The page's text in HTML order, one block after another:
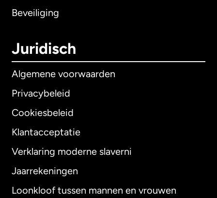
Beveiliging
Juridisch
Algemene voorwaarden
Privacybeleid
Cookiesbeleid
Klantacceptatie
Verklaring moderne slaverni
Jaarrekeningen
Loonkloof tussen mannen en vrouwen
Internationaal English